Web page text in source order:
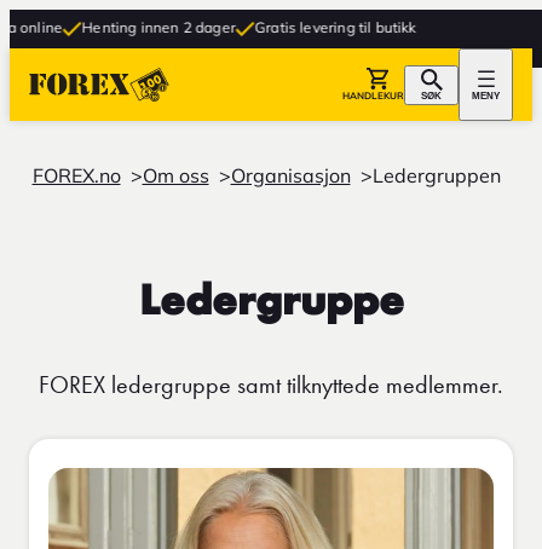
Henting innen 2 dager Gratis levering til butikk
HANDLEKURV SØK MENY
FOREX.no Om oss Organisasjon Ledergruppen
Ledergruppe
FOREX ledergruppe samt tilknyttede medlemmer.